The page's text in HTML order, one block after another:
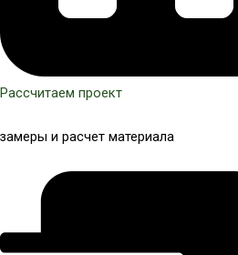
Рассчитаем проект
замеры и расчет материала